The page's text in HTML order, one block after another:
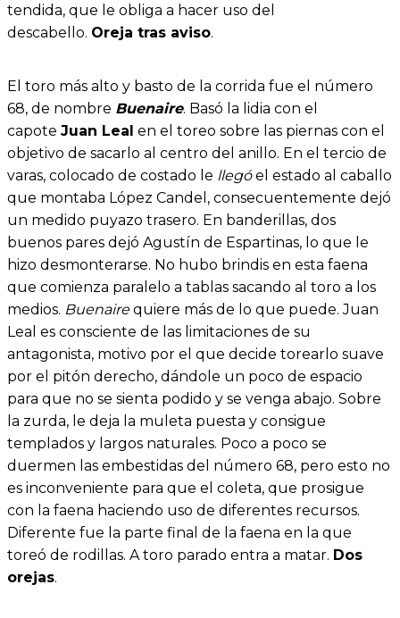
tendida, que le obliga a hacer uso del
descabello. Oreja tras aviso.
El toro más alto y basto de la corrida fue el número
68, de nombre Buenaire. Basó la lidia con el
capote Juan Leal en el toreo sobre las piernas con el
objetivo de sacarlo al centro del anillo. En el tercio de
varas, colocado de costado le llegóel estado al caballo
que montaba López Candel, consecuentemente dejó
un medido puyazo trasero. En banderillas, dos
buenos pares dejó Agustín de Espartinas, lo que le
hizo desmonterarse. No hubo brindis en esta faena
que comienza paralelo a tablas sacando al toro a los
medios. Buenairequiere más de lo que puede. Juan
Leal es consciente de las limitaciones de su
antagonista, motivo por el que decide torearlo suave
por el pitón derecho, dándole un poco de espacio
para que no se sienta podido y se venga abajo. Sobre
la zurda, le deja la muleta puesta y consigue
templados y largos naturales. Poco a poco se
duermen las embestidas del número 68, pero esto no
es inconveniente para que el coleta, que prosigue
con la faena haciendo uso de diferentes recursos.
Diferente fue la parte final de la faena en la que
toreó de rodillas. A toro parado entra a matar. Dos
orejas.